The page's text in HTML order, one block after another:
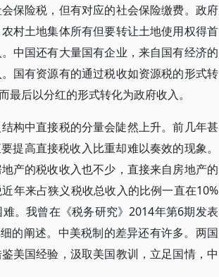
保险税，但有对应的社会保险缴费。政府
村土地集体所有但要转让土地使用权得首
中国还有大量国有企业，来自国有经济的
国有资源有的通过税收如资源税的形式转
后以分红的形式转化为政府收入。
构中直接税的分量会陡然上升。前几年甚
提高直接税收入比重却难以奏效的现象。
产的税收收入也不少，直接来自房地产的
年来占狭义税收总收入的比例一直在10%
。我曾在《税务研究》2014年第6期发表
的阐述。中美税制的差异还有许多。两国
美国经验，汲取美国教训，立足国情，中